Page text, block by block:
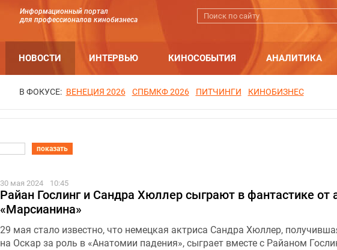
Информационный портал
для профессионалов кинобизнеса
НОВОСТИ ИНТЕРВЬЮ КИНОСОБЫТИЯ АНАЛИТИКА
В ФОКУСЕ: ВЕНЕЦИЯ 2026 СПБМКФ 2026 ПИТЧИНГИ КИНОБИЗНЕС
показать
30 мая 2024 10:45
Райан Гослинг и Сандра Хюллер сыграют в фантастике от
«Марсианина»
29 мая стало известно, что немецкая актриса Сандра Хюллер,
на Оскар за роль в «Анатомии падения», сыграет вместе с Райаном